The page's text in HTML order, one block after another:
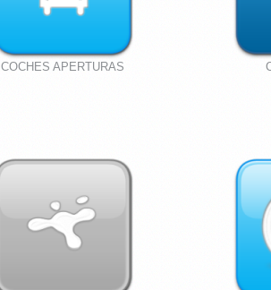
COCHES APERTURAS